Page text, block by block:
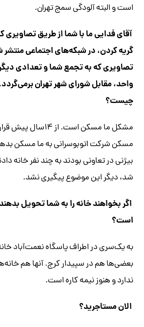
است و البته آلودگی سمج تهران.
آقای فدایی ما با شما از طریق تصاویری
گریه کردن، در شبکه‌های اجتماعی منتشر
تصاویری که به تجمع شما و تعدادی
واحد، مقابل شورای شهر تهران
چیست؟
مشکل ما مسکن است. از
مسکن شرکت اتوبوسرانی به ما مسکن
بیژنی در تعاونی بودند به چند نفر خانه
شد، دیگر این موضوع پیگیری نشد.
اگر بخواهند خانه را به شما تحویل
است؟
به یک‌سری در اطراف پاسگاه نعمت‌آباد
بعضی‌ها هم در سپیدار کرج. آنها هم
ندارد و هنوز نیمه کاره است.
الان مستاجرید؟